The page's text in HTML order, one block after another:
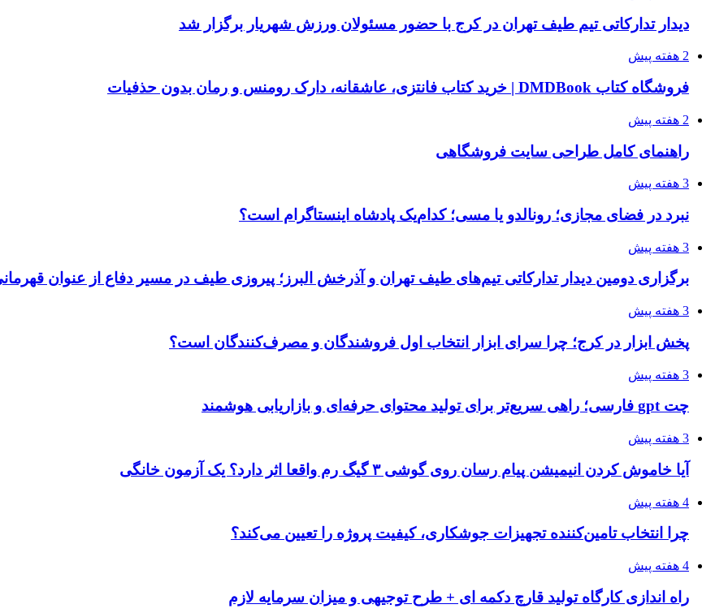
دیدار تدارکاتی تیم طیف تهران در کرج با حضور مسئولان ورزش شهریار برگزار شد
2 هفته پیش
فروشگاه کتاب DMDBook | خرید کتاب فانتزی، عاشقانه، دارک رومنس و رمان بدون حذفیات
2 هفته پیش
راهنمای کامل طراحی سایت فروشگاهی
3 هفته پیش
نبرد در فضای مجازی؛ رونالدو یا مسی؛ کدام‌یک پادشاه اینستاگرام است؟
3 هفته پیش
برگزاری دومین دیدار تدارکاتی تیم‌های طیف تهران و آذرخش البرز؛ پیروزی طیف در مسیر دفاع از عنوان
3 هفته پیش
پخش ابزار در کرج؛ چرا سرای ابزار انتخاب اول فروشندگان و مصرف‌کنندگان است؟
3 هفته پیش
چت gpt فارسی؛ راهی سریع‌تر برای تولید محتوای حرفه‌ای و بازاریابی هوشمند
3 هفته پیش
آیا خاموش کردن انیمیشن پیام رسان روی گوشی ۳ گیگ رم واقعا اثر دارد؟ یک آزمون خانگی
4 هفته پیش
چرا انتخاب تامین‌کننده تجهیزات جوشکاری، کیفیت پروژه را تعیین می‌کند؟
4 هفته پیش
راه اندازی کارگاه تولید قارچ دکمه ای + طرح توجیهی و میزان سرمایه لازم